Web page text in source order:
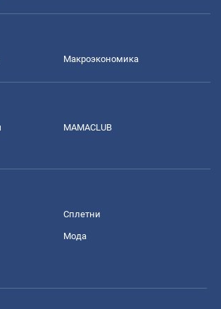
Mакроэкономика
MAMACLUB
Сплетни
Мода